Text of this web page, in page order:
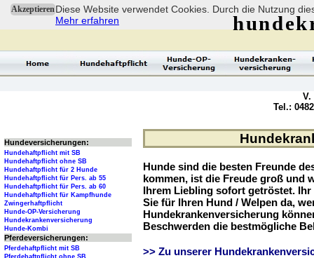
AkzeptierenDiese Website verwendet Cookies. Durch die Nutzung
Mehr erfahren
Hunde sind die besten Freunde
kommen, ist die Freude groß und
Ihrem Liebling sofort getröstet.
Sie für Ihren Hund / Welpen da,
Hundekrankenversicherung
Beschwerden die bestmögliche
>> Zu unserer
Hundeversicherungen:
Hundehaftpflicht mit SB
Hundehaftpflicht ohne SB
Hundehaftpflicht für 2 Hunde
Hundehaftpflicht für Pers. ab 55
Hundehaftpflicht für Pers. ab 60
Hundehaftpflicht für Kampfhunde
Zwingerhaftpflicht
Hunde-OP-Versicherung
Hundekrankenversicherung
Hunde-Kombi
Pferdeversicherungen:
Pferdehaftpflicht mit SB
V.
Tel.: